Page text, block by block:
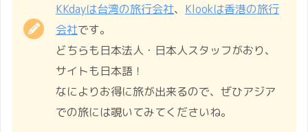
KKdayは台湾の旅行会社、 Klookは香港の旅行
会社です。
どちらも日本法人・日本人スタッフがおり、
サイトも日本語！
なによりお得に旅が出来るので、ぜひアジア
での旅には覗いてみてくださいね。